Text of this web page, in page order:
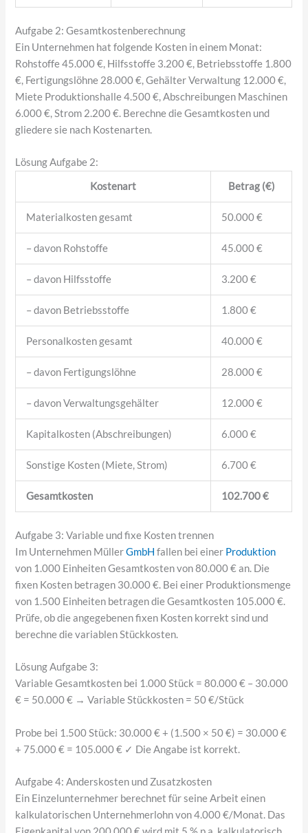
Aufgabe 2: Gesamtkostenberechnung
Ein Unternehmen hat folgende Kosten in einem Monat:
Rohstoffe 45.000 €, Hilfsstoffe 3.200 €, Betriebsstoffe 1.800
€, Fertigungslöhne 28.000 €, Gehälter Verwaltung 12.000 €,
Miete Produktionshalle 4.500 €, Abschreibungen Maschinen
6.000 €, Strom 2.200 €. Berechne die Gesamtkosten und
gliedere sie nach Kostenarten.
Lösung Aufgabe 2:
Kostenart Betrag (€)
Materialkosten gesamt 50.000 €
– davon Rohstoffe 45.000 €
– davon Hilfsstoffe 3.200 €
– davon Betriebsstoffe 1.800 €
Personalkosten gesamt 40.000 €
– davon Fertigungslöhne 28.000 €
– davon Verwaltungsgehälter 12.000 €
Kapitalkosten (Abschreibungen) 6.000 €
Sonstige Kosten (Miete, Strom) 6.700 €
Gesamtkosten 102.700 €
Aufgabe 3: Variable und fixe Kosten trennen
Im Unternehmen MüllerGmbH fallen bei einer Produktion
von 1.000 Einheiten Gesamtkosten von 80.000 € an. Die
fixen Kosten betragen 30.000 €. Bei einer Produktionsmenge
von 1.500 Einheiten betragen die Gesamtkosten 105.000 €.
Prüfe, ob die angegebenen fixen Kosten korrekt sind und
berechne die variablen Stückkosten.
Lösung Aufgabe 3:
Variable Gesamtkosten bei 1.000 Stück = 80.000 € – 30.000
€ = 50.000 € → Variable Stückkosten = 50 €/Stück
Probe bei 1.500 Stück: 30.000 € + (1.500 × 50 €) = 30.000 €
+ 75.000 € = 105.000 € ✓ Die Angabe ist korrekt.
Aufgabe 4: Anderskosten und Zusatzkosten
Ein Einzelunternehmer berechnet für seine Arbeit einen
kalkulatorischen Unternehmerlohn von 4.000 €/Monat. Das